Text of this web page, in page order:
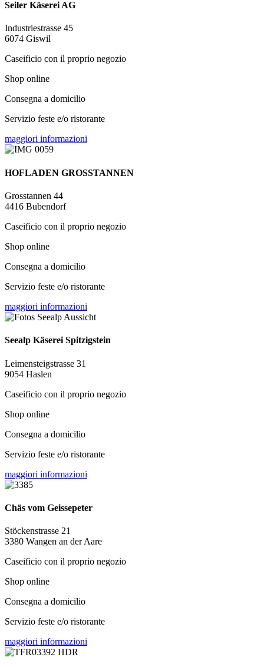
Seiler Käserei AG
Industriestrasse 45
6074 Giswil
Caseificio con il proprio negozio
Shop online
Consegna a domicilio
Servizio feste e/o ristorante
maggiori informazioni
HOFLADEN GROSSTANNEN
Grosstannen 44
4416 Bubendorf
Caseificio con il proprio negozio
Shop online
Consegna a domicilio
Servizio feste e/o ristorante
maggiori informazioni
Seealp Käserei Spitzigstein
Leimensteigstrasse 31
9054 Haslen
Caseificio con il proprio negozio
Shop online
Consegna a domicilio
Servizio feste e/o ristorante
maggiori informazioni
Chäs vom Geissepeter
Stöckenstrasse 21
3380 Wangen an der Aare
Caseificio con il proprio negozio
Shop online
Consegna a domicilio
Servizio feste e/o ristorante
maggiori informazioni